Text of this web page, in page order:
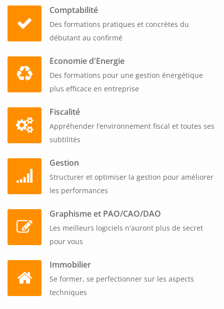
Comptabilité
Des formations pratiques et concrètes du
débutant au confirmé
Economie d'Energie
Des formations pour une gestion énergétique
plus efficace en entreprise
Fiscalité
Appréhender l’environnement fiscal et toutes ses
subtilités
Gestion
Structurer et optimiser la gestion pour améliorer
les performances
Graphisme et PAO/CAO/DAO
Les meilleurs logiciels n'auront plus de secret
pour vous
Immobilier
Se former, se perfectionner sur les aspects
techniques